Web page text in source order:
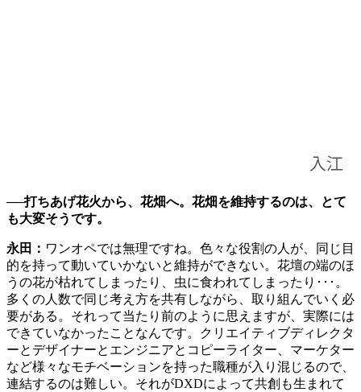
──打ちあげ花火から、花畑へ。花畑を維持するのは、とて
も大変そうです。
永田： ワンオペでは無理ですね。色々な役割の人が、同じ目
的を持って動いていかないと維持ができない。花壇の端のほ
うの花が枯れてしまったり、虫に食われてしまったり･･･。
多くの人数で同じ考え方を共有しながら、取り組んでいく必
要がある。それって当たり前のように思えますが、実際には
できていなかったことなんです。クリエイティブディレクタ
ーとデザイナーとエンジニアとコピーライター、マーケター
など様々なモチベーションを持った職種が入り混じるので、
連結するのは難しい。それがDXDによって共創も生まれて